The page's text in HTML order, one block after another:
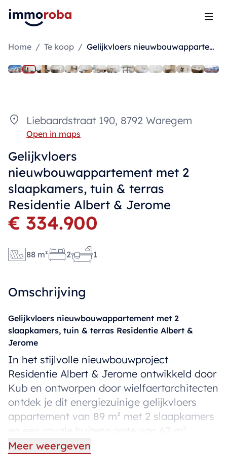
Home / Te koop / Gelijkvloers nieuwbouwappartement met 2 slaapkamers, tuin & terras Residentie Albert & Jerome
Liebaardstraat 190, 8792 Waregem
Open in maps
Gelijkvloers
nieuwbouwappartement met 2
slaapkamers, tuin & terras
Residentie Albert & Jerome
€ 334.900
88 m² 2 1
Omschrijving
Gelijkvloers nieuwbouwappartement met 2
slaapkamers, tuin & terras Residentie Albert &
Jerome
In het stijlvolle nieuwbouwproject
Residentie Albert & Jerome ontwikkeld door
Kub en ontworpen door wielfaertarchitecten
ontdek je dit energiezuinige gelijkvloers
appartement van 89 m² met 2 slaapkamers
en een royale buitenruimte van 62 m²
(terras + tuintje).
Meer weergeven